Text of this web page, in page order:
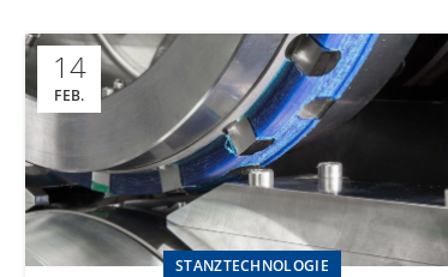
14
FEB.
STANZTECHNOLOGIE